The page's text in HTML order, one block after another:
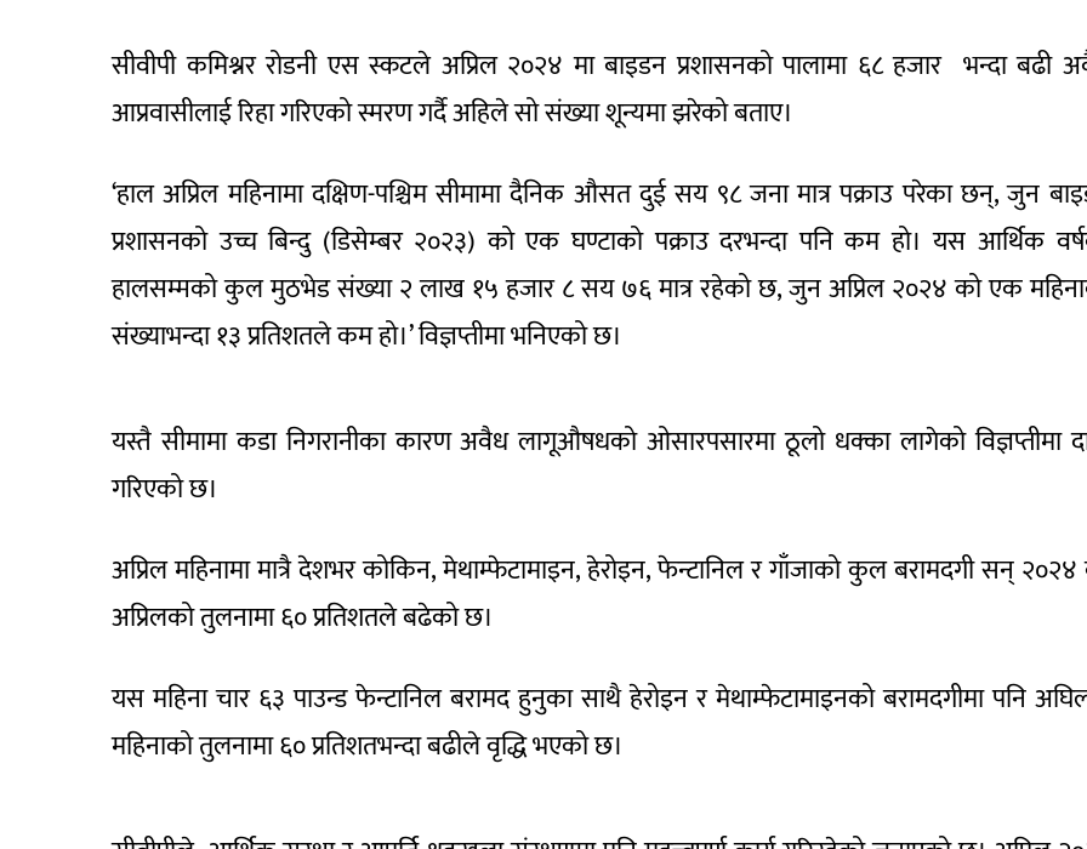
सीवीपी कमिश्नर रोडनी एस स्कटले अप्रिल २०२४ मा बाइडन प्रशासनको पालामा ६८ हजार भन्दा बढी
आप्रवासीलाई रिहा गरिएको स्मरण गर्दै अहिले सो संख्या शून्यमा झरेको बताए।
‘हाल अप्रिल महिनामा दक्षिण-पश्चिम सीमामा दैनिक औसत दुई सय ९८ जना मात्र पक्राउ परेका छन्, जुन
प्रशासनको उच्च बिन्दु (डिसेम्बर २०२३) को एक घण्टाको पक्राउ दरभन्दा पनि कम हो। यस आर्थिक
हालसम्मको कुल मुठभेड संख्या २ लाख १५ हजार ८ सय ७६ मात्र रहेको छ, जुन अप्रिल २०२४ को एक
संख्याभन्दा १३ प्रतिशतले कम हो।’ विज्ञप्तीमा भनिएको छ।
यस्तै सीमामा कडा निगरानीका कारण अवैध लागूऔषधको ओसारपसारमा ठूलो धक्का लागेको विज्ञप्तीमा
गरिएको छ।
अप्रिल महिनामा मात्रै देशभर कोकिन, मेथाम्फेटामाइन, हेरोइन, फेन्टानिल र गाँजाको कुल बरामदगी सन्
अप्रिलको तुलनामा ६० प्रतिशतले बढेको छ।
यस महिना चार ६३ पाउन्ड फेन्टानिल बरामद हुनुका साथै हेरोइन र मेथाम्फेटामाइनको बरामदगीमा पनि
महिनाको तुलनामा ६० प्रतिशतभन्दा बढीले वृद्धि भएको छ।